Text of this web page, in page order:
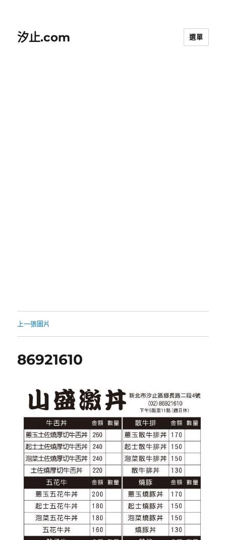
汐止.com 選單
上一張圖片
86921610